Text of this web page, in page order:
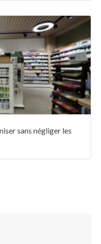
sans négliger les